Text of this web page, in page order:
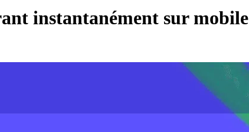
instantanément sur mobile